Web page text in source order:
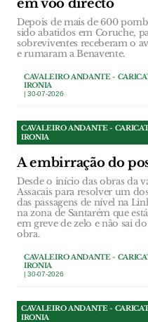
em voo directo
Depois de mais de 600
sido abatidos em Coruche,
sobreviventes receberam o
e rumaram a Benavente.
CAVALEIRO ANDANTE -
IRONIA
| 30-07-2026
CAVALEIRO ANDANTE -
IRONIA
A embirração do
Desde o início das obras da
Assacais para resolver um
das passagens de nível na
na zona de Santarém que
em greve de zelo e não sai
obra.
CAVALEIRO ANDANTE -
IRONIA
| 30-07-2026
CAVALEIRO ANDANTE -
IRONIA